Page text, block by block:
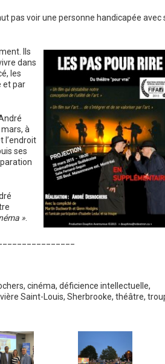
pas voir une personne handicapée avec
Ils
dans
les
et par
à
l’endroit
ses
».
, cinéma, déficience intellectuelle,
Saint-Louis, Sherbrooke, théâtre,